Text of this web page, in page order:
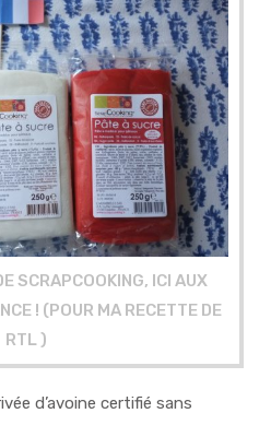
SCRAPCOOKING, ICI AUX
! (POUR MA RECETTE DE
RTL )
d’avoine certifié sans